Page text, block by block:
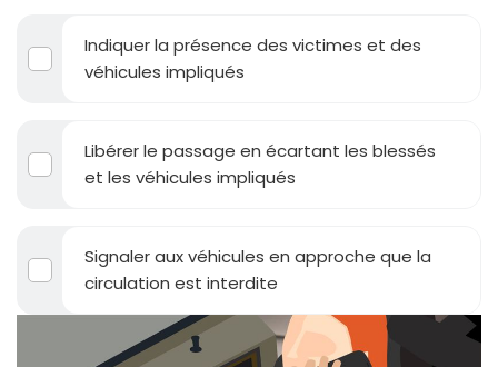
Indiquer la présence des victimes et des
véhicules impliqués
Libérer le passage en écartant les blessés
et les véhicules impliqués
Signaler aux véhicules en approche que la
circulation est interdite